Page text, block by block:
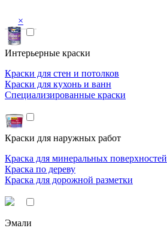
×
Интерьерные краски
Краски для стен и потолков
Краски для кухонь и ванн
Специализированные краски
Краски для наружных работ
Краска для минеральных поверхностей
Краска по дереву
Краска для дорожной разметки
Эмали